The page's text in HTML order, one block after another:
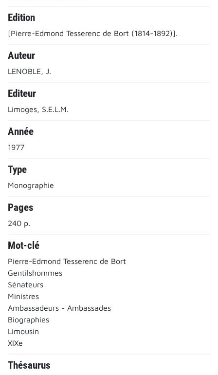
Edition
[Pierre-Edmond Tesserenc de Bort (1814-1892)].
Auteur
LENOBLE, J.
Editeur
Limoges, S.E.L.M.
Année
1977
Type
Monographie
Pages
240 p.
Mot-clé
Pierre-Edmond Tesserenc de Bort
Gentilshommes
Sénateurs
Ministres
Ambassadeurs - Ambassades
Biographies
Limousin
XIXe
Thésaurus